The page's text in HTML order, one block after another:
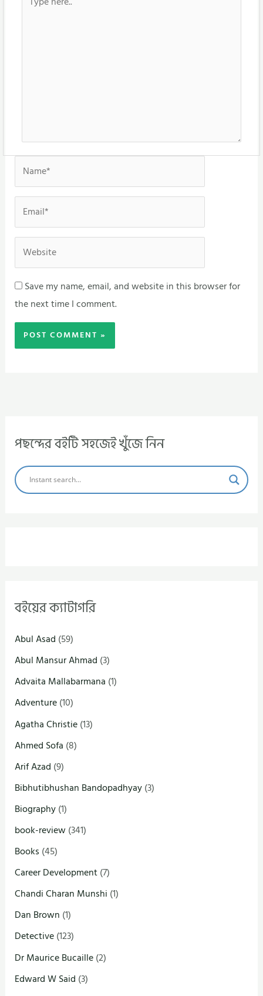
here..
Name*
Email*
Website
Save my name, email, and website in this browser for
the next time I comment.
পছন্দের বইটি সহজেই খুঁজে নিন
বইয়ের ক্যাটাগরি
Abul Asad (59)
Abul Mansur Ahmad (3)
Advaita Mallabarmana (1)
Adventure(10)
Agatha Christie(13)
Ahmed Sofa (8)
Arif Azad (9)
Bibhutibhushan Bandopadhyay(3)
Biography(1)
book-review(341)
Books (45)
Career Development(7)
Chandi Charan Munshi (1)
Dan Brown (1)
Detective(123)
Dr Maurice Bucaille(2)
Edward W Said (3)